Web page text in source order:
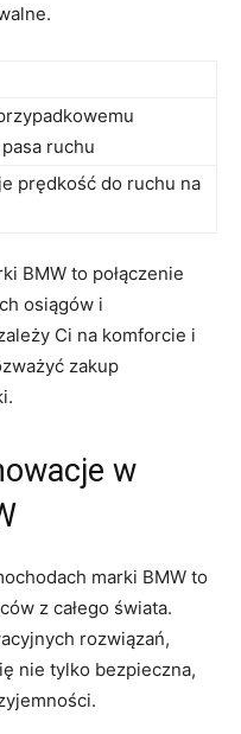
ruchu
prędkość do⁢ ruchu ⁣na
BMW to‍ połączenie
osiągów i
⁣Ci na⁢ komforcie i
zakup
w
marki BMW to
z całego świata.
rozwiązań,
nie tylko⁤ bezpieczna,